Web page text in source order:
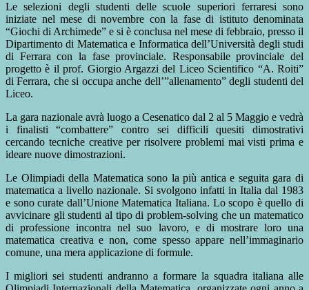
Le selezioni degli studenti delle scuole superiori ferraresi sono
iniziate nel mese di novembre con la fase di istituto denominata
“Giochi di Archimede” e si è conclusa nel mese di febbraio, presso il
Dipartimento di Matematica e Informatica dell’Università degli studi
di Ferrara con la fase provinciale. Responsabile provinciale del
progetto è il prof. Giorgio Argazzi del Liceo Scientifico “A. Roiti”
di Ferrara, che si occupa anche dell’”allenamento” degli studenti del
Liceo.
La gara nazionale avrà luogo a Cesenatico dal 2 al 5 Maggio e vedrà
i finalisti “combattere” contro sei difficili quesiti dimostrativi
cercando tecniche creative per risolvere problemi mai visti prima e
ideare nuove dimostrazioni.
Le Olimpiadi della Matematica sono la più antica e seguita gara di
matematica a livello nazionale. Si svolgono infatti in Italia dal 1983
e sono curate dall’Unione Matematica Italiana. Lo scopo è quello di
avvicinare gli studenti al tipo di problem-solving che un matematico
di professione incontra nel suo lavoro, e di mostrare loro una
matematica creativa e non, come spesso appare nell’immaginario
comune, una mera applicazione di formule.
I migliori sei studenti andranno a formare la squadra italiana alle